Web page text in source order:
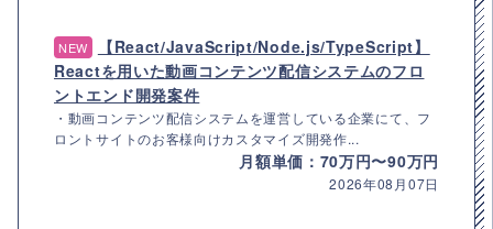
NEW
【React/JavaScript/Node.js/TypeScript】
Reactを用いた動画コンテンツ配信システムのフロ
ントエンド開発案件
・動画コンテンツ配信システムを運営している企業にて、フ
ロントサイトのお客様向けカスタマイズ開発作...
月額単価：70万円〜90万円
2026年08月07日